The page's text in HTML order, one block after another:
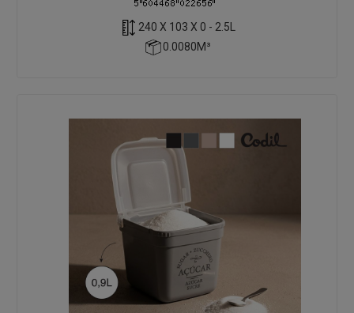
240 X 103 X 0 - 2.5L
0.0080M³